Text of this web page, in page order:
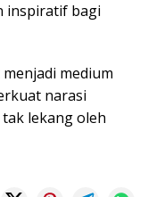
inspiratif bagi
medium
narasi
lekang oleh